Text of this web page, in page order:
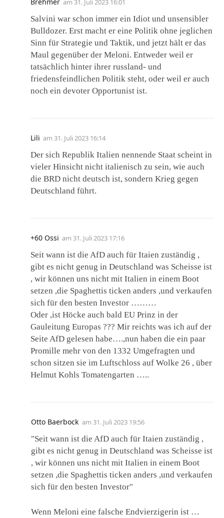
Brehmer am 31. Juli 2023 16:01
Salvini war schon immer ein Idiot und unsensibler
Bulldozer. Erst macht er eine Politik ohne jeglichen
Sinn für Strategie und Taktik, und jetzt hält er das
Maul gegenüber der Meloni. Entweder weil er
tatsächlich hinter ihrer russland- und
friedensfeindlichen Politik steht, oder weil er auch
noch ein devoter Opportunist ist.
Lili am 31. Juli 2023 16:14
Der sich Republik Italien nennende Staat scheint in
vieler Hinsicht nicht italienisch zu sein, wie auch
die BRD nicht deutsch ist, sondern Krieg gegen
Deutschland führt.
+60 Ossi am 31. Juli 2023 17:16
Seit wann ist die AfD auch für Itaien zuständig ,
gibt es nicht genug in Deutschland was Scheisse ist
, wir können uns nicht mit Italien in einem Boot
setzen ,die Spaghettis ticken anders ,und verkaufen
sich für den besten Investor ………
Oder ,ist Höcke auch bald EU Prinz in der
Gauleitung Europas ??? Mir reichts was ich auf der
Seite AfD gelesen habe….,nun haben die ein paar
Promille mehr von den 1332 Umgefragten und
schon sitzen sie im Luftschloss auf Wolke 26 , über
Helmut Kohls Tomatengarten …..
Otto Baerbock am 31. Juli 2023 19:56
"Seit wann ist die AfD auch für Itaien zuständig ,
gibt es nicht genug in Deutschland was Scheisse ist
, wir können uns nicht mit Italien in einem Boot
setzen ,die Spaghettis ticken anders ,und verkaufen
sich für den besten Investor"
Wenn Meloni eine falsche Endvierzigerin ist …